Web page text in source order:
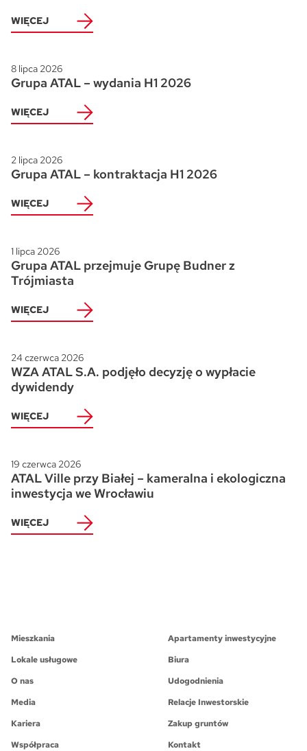
WIĘCEJ
8 lipca 2026
Grupa ATAL – wydania H1 2026
WIĘCEJ
2 lipca 2026
Grupa ATAL – kontraktacja H1 2026
WIĘCEJ
1 lipca 2026
Grupa ATAL przejmuje Grupę Budner z
Trójmiasta
WIĘCEJ
24 czerwca 2026
WZA ATAL S.A. podjęło decyzję o wypłacie
dywidendy
WIĘCEJ
19 czerwca 2026
ATAL Ville przy Białej – kameralna i ekologiczna
inwestycja we Wrocławiu
WIĘCEJ
Mieszkania
Apartamenty inwestycyjne
Lokale usługowe
Biura
O nas
Udogodnienia
Media
Relacje Inwestorskie
Kariera
Zakup gruntów
Współpraca
Kontakt